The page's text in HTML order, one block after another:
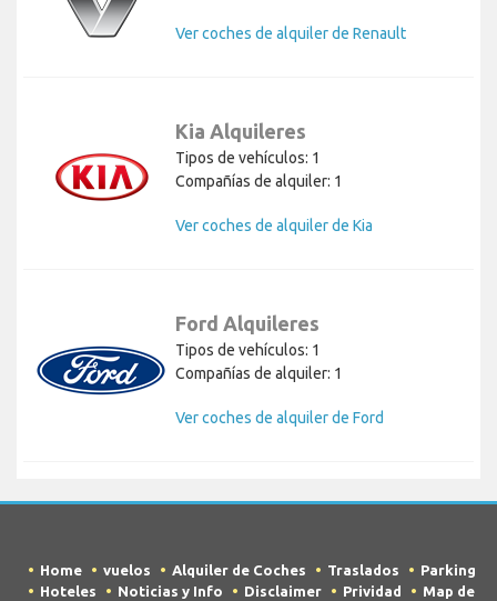
Ver coches de alquiler de Renault
Kia Alquileres
Tipos de vehículos: 1
Compañías de alquiler: 1
Ver coches de alquiler de Kia
Ford Alquileres
Tipos de vehículos: 1
Compañías de alquiler: 1
Ver coches de alquiler de Ford
Home vuelos Alquiler de Coches Traslados
Parking
Hoteles
Noticias y Info Disclaimer Prividad Map de